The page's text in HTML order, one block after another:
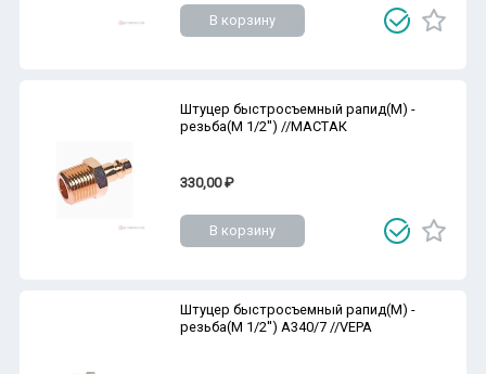
В корзину
Штуцер быстросъемный рапид(M) -
резьба(M 1/2'') //МАСТАК
330,00 ₽
В корзину
Штуцер быстросъемный рапид(M) -
резьба(M 1/2'') A340/7 //VEPA